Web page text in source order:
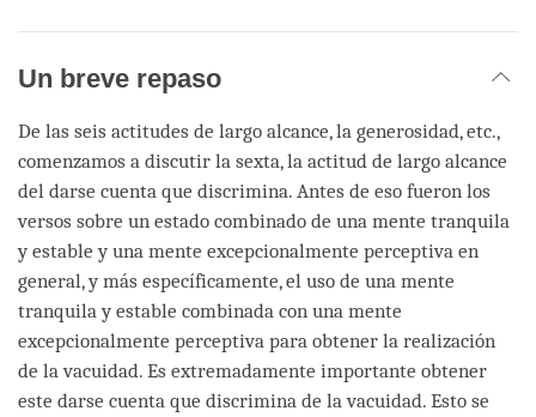
Un breve repaso
De las seis actitudes de largo alcance, la generosidad, etc.,
comenzamos a discutir la sexta, la actitud de largo alcance
del darse cuenta que discrimina. Antes de eso fueron los
versos sobre un estado combinado de una mente tranquila
y estable y una mente excepcionalmente perceptiva en
general, y más específicamente, el uso de una mente
tranquila y estable combinada con una mente
excepcionalmente perceptiva para obtener la realización
de la vacuidad. Es extremadamente importante obtener
este darse cuenta que discrimina de la vacuidad. Esto se